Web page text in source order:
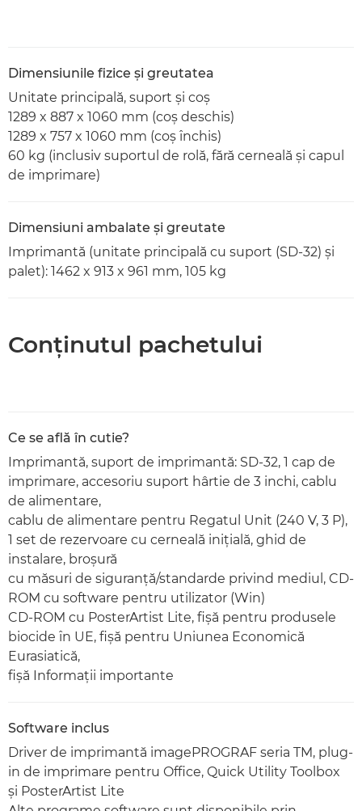
Dimensiunile fizice şi greutatea
Unitate principală, suport şi coş
1289 x 887 x 1060 mm (coş deschis)
1289 x 757 x 1060 mm (coş închis)
60 kg (inclusiv suportul de rolă, fără cerneală şi capul
de imprimare)
Dimensiuni ambalate şi greutate
Imprimantă (unitate principală cu suport (SD-32) şi
palet): 1462 x 913 x 961 mm, 105 kg
Conţinutul pachetului
Ce se află în cutie?
Imprimantă, suport de imprimantă: SD-32, 1 cap de
imprimare, accesoriu suport hârtie de 3 inchi, cablu
de alimentare,
cablu de alimentare pentru Regatul Unit (240 V, 3 P),
1 set de rezervoare cu cerneală iniţială, ghid de
instalare, broşură
cu măsuri de siguranţă/standarde privind mediul, CD-
ROM cu software pentru utilizator (Win)
CD-ROM cu PosterArtist Lite, fişă pentru produsele
biocide în UE, fişă pentru Uniunea Economică
Eurasiatică,
fişă Informaţii importante
Software inclus
Driver de imprimantă imagePROGRAF seria TM, plug-
in de imprimare pentru Office, Quick Utility Toolbox
şi PosterArtist Lite